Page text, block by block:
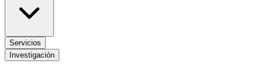
Servicios
Investigación